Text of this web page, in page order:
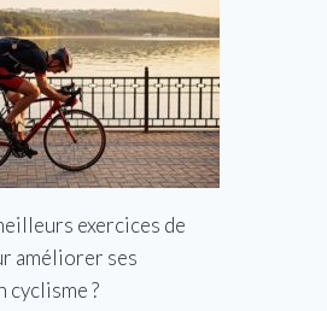
exercices de
améliorer ses
cyclisme ?